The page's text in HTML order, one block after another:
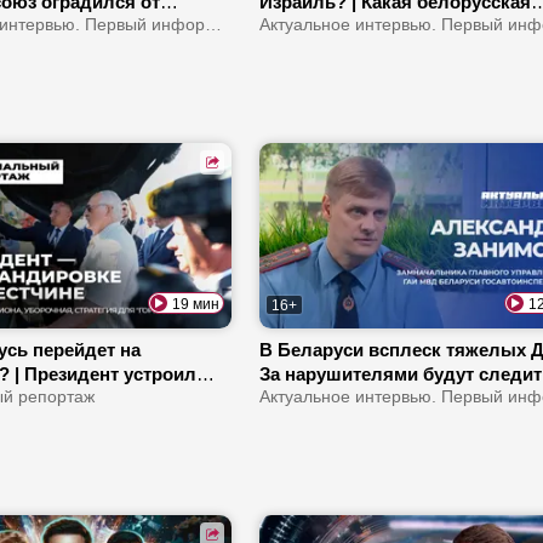
Чем обернулся прорыв
Актуальное интервью. Первый информационный
продукция популярна в
19 мин
перейдет на
| Президент устроил
в Брестской
репортаж
16+
В Беларуси всплеск тяжелых
За нарушителями будут
квадрокоптеры | Что